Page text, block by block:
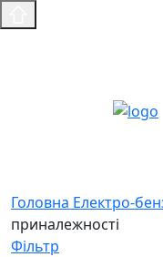
Головнa Електро-
приналежності
Фільтр